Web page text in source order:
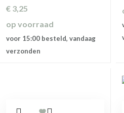
€ 3,25
op voorraad
voor 15:00 besteld, vandaag
verzonden